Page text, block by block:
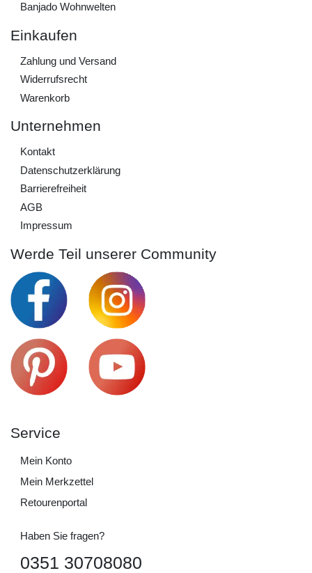
Banjado Wohnwelten
Einkaufen
Zahlung und Versand
Widerrufs­recht
Warenkorb
Unternehmen
Kontakt
Daten­schutz­erklärung
Barrierefreiheit
AGB
Impressum
Werde Teil unserer Community
Service
Mein Konto
Mein Merkzettel
Retourenportal
Haben Sie fragen?
0351 30708080